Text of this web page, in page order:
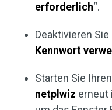
erforderlich“.
Deaktivieren Sie
Kennwort
Starten Sie
netplwiz erneut